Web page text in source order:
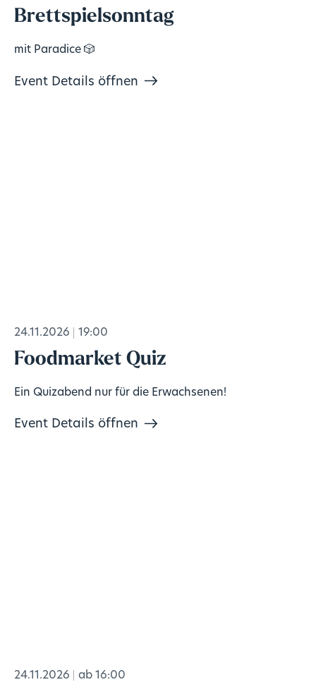
Brettspielsonntag
mit Paradice 🎲
Event Details öffnen
24.11.2026 19:00
Foodmarket Quiz
Ein Quizabend nur für die Erwachsenen!
Event Details öffnen
24.11.2026 ab 16:00